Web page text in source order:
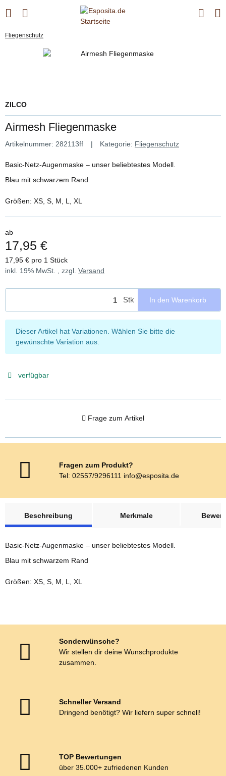
Fliegenschutz
ZILCO
Airmesh Fliegenmaske
Artikelnummer: 282113ff Kategorie: Fliegenschutz
Basic-Netz-Augenmaske – unser beliebtestes Modell.
Blau mit schwarzem Rand
Größen: XS, S, M, L, XL
ab
17,95 €
17,95 € pro 1 Stück
inkl. 19% MwSt. , zzgl. Versand
Stk In den Warenkorb
x
Dieser Artikel hat Variationen. Wählen Sie bitte die
gewünschte Variation aus.
verfügbar
Frage zum Artikel
Fragen zum Produkt?
Tel: 02557/9296111 info@esposita.de
Beschreibung
Merkmale
Basic-Netz-Augenmaske – unser beliebtestes Modell.
Blau mit schwarzem Rand
Größen: XS, S, M, L, XL
Sonderwünsche?
Wir stellen dir deine Wunschprodukte
zusammen.
Schneller Versand
Dringend benötigt? Wir liefern super schnell!
TOP Bewertungen
über 35.000+ zufriedenen Kunden